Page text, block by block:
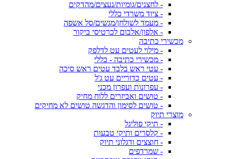
- לחצנים/גומיות/נעצים/מהדקים
- ציוד משרדי כללי
- מעמד לשולחן/מגשים/סל אשפה
- אלפון/אלבום לכרטיסי ביקור
מכשירי כתיבה
- מילוי לעטים עט לדלפק
- מכשירי כתיבה - כללי
- עטי ראש בלבד עטים ראש סיכה
- עטים כדוריים עט ג'ל
- עפרונות ועפרון מכני
- טושים ואביזרים ללוח מחיק
- טושים לסימון והדגשה טושים לא מחיקים
מוצרי תיוק
- תיקי פוליגל
- קלסרים ותיקי טבעות
- חוצצים ודגלוני תיוק
- שמרדפים